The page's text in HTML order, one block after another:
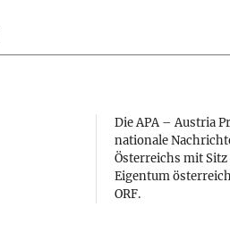
Die APA – Austria
nationale
Österreichs mit
Eigentum
ORF.